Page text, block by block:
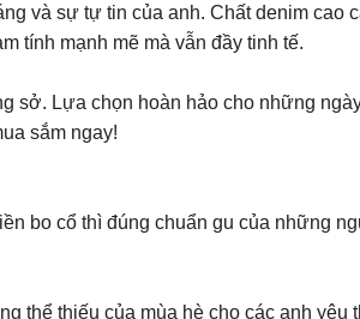
và sự tự tin của anh. Chất denim
tính mạnh mẽ mà vẫn đầy tinh tế.
sở. Lựa chọn hoàn hảo cho những
sắm ngay!
bo cổ thì đúng chuẩn gu của những
thể thiếu của mùa hè cho các anh